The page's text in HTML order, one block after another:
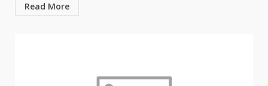
Read More